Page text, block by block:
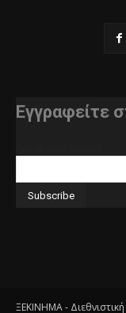
Εγγραφείτε
ΞΕΚΙΝΗΜΑ -